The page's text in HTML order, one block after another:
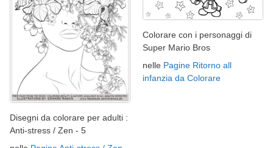
Disegni da colorare per adulti :
Anti-stress / Zen - 5
Colorare con i personaggi di
Super Mario Bros
nelle Pagine Ritorno all
infanzia da Colorare